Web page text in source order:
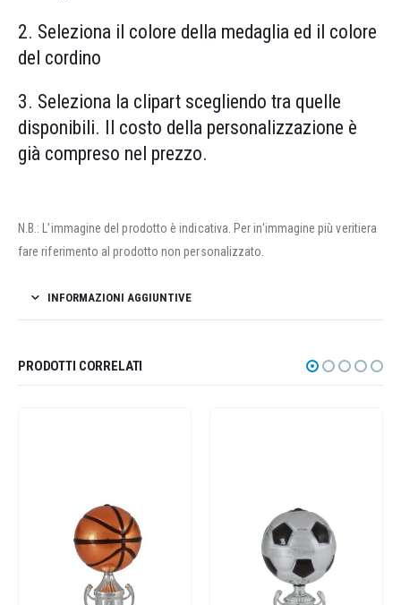
2. Seleziona il colore della medaglia ed il colore
del cordino
3. Seleziona la clipart scegliendo tra quelle
disponibili. Il costo della personalizzazione è
già compreso nel prezzo.
N.B.: L'immagine del prodotto è indicativa. Per in'immagine più veritiera
fare riferimento al prodotto non personalizzato.
INFORMAZIONI AGGIUNTIVE
PRODOTTI CORRELATI